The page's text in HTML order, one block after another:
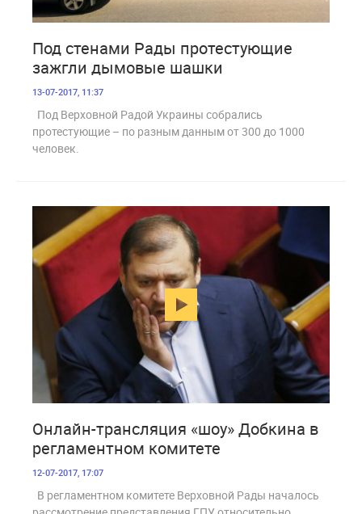
Под стенами Рады протестующие
зажгли дымовые шашки
13-07-2017, 11:37
Под Верховной Радой Украины собрались
протестующие – по разным данным от 300 до 1000
человек.
Онлайн-трансляция «шоу» Добкина в
регламентном комитете
12-07-2017, 17:07
В регламентном комитете Верховной Рады началось